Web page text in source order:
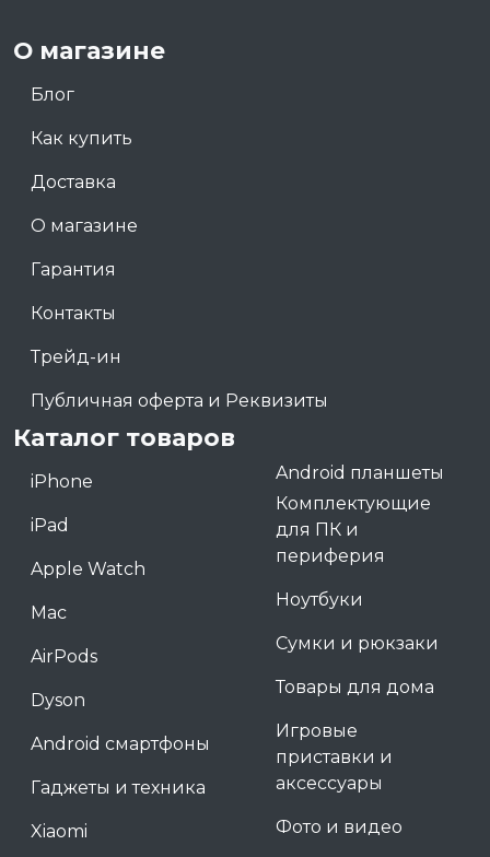
О магазине
Блог
Как купить
Доставка
О магазине
Гарантия
Контакты
Трейд-ин
Публичная оферта и Реквизиты
Каталог товаров
iPhone
iPad
Apple Watch
Mac
AirPods
Dyson
Android смартфоны
Гаджеты и техника
Xiaomi
Android планшеты
Комплектующие
для ПК и
периферия
Ноутбуки
Сумки и рюкзаки
Товары для дома
Игровые
приставки и
аксессуары
Фото и видео